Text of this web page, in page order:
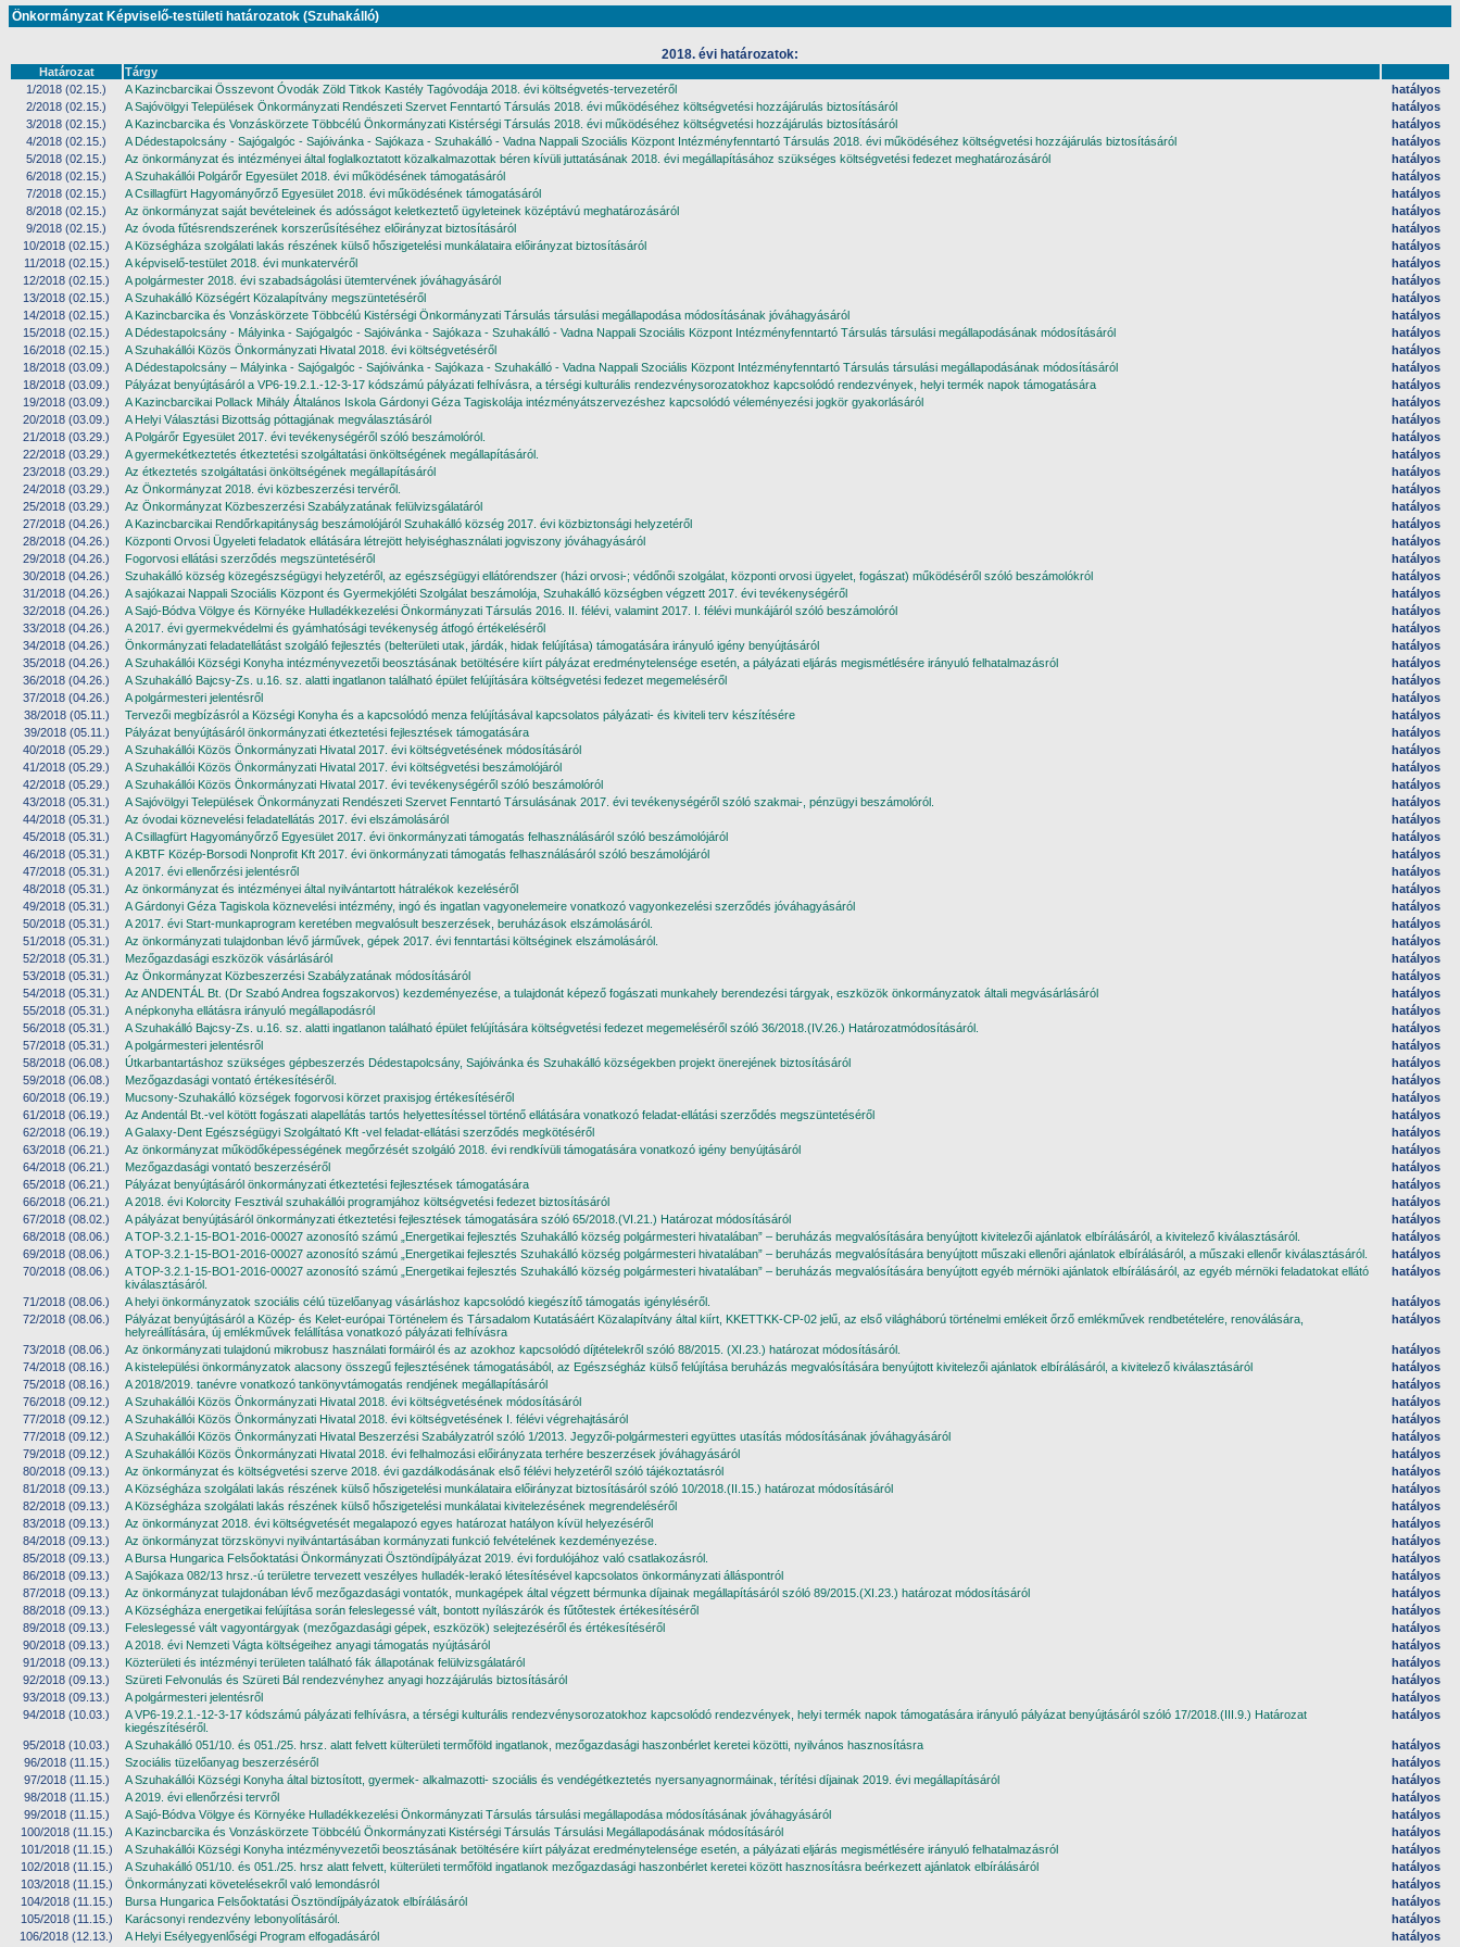
Önkormányzat Képviselő-testületi határozatok (Szuhakálló)
2018. évi határozatok:
Határozat
Tárgy
1/2018 (02.15.)
A Kazincbarcikai Összevont Óvodák Zöld Titkok Kastély Tagóvodája 2018. évi költségvetés-tervezetéről
hatályos
2/2018 (02.15.)
A Sajóvölgyi Települések Önkormányzati Rendészeti Szervet Fenntartó Társulás 2018. évi működéséhez költségvetési hozzájárulás biztosításáról
hatályos
3/2018 (02.15.)
A Kazincbarcika és Vonzáskörzete Többcélú Önkormányzati Kistérségi Társulás 2018. évi működéséhez költségvetési hozzájárulás biztosításáról
hatályos
4/2018 (02.15.)
A Dédestapolcsány - Sajógalgóc - Sajóivánka - Sajókaza - Szuhakálló - Vadna Nappali Szociális Központ Intézményfenntartó Társulás 2018. évi működéséhez költségvetési hozzájárulás biztosításáról
hatályos
5/2018 (02.15.)
Az önkormányzat és intézményei által foglalkoztatott közalkalmazottak béren kívüli juttatásának 2018. évi megállapításához szükséges költségvetési fedezet meghatározásáról
hatályos
6/2018 (02.15.)
A Szuhakállói Polgárőr Egyesület 2018. évi működésének támogatásáról
hatályos
7/2018 (02.15.)
A Csillagfürt Hagyományőrző Egyesület 2018. évi működésének támogatásáról
hatályos
8/2018 (02.15.)
Az önkormányzat saját bevételeinek és adósságot keletkeztető ügyleteinek középtávú meghatározásáról
hatályos
9/2018 (02.15.)
Az óvoda fűtésrendszerének korszerűsítéséhez előirányzat biztosításáról
hatályos
10/2018 (02.15.)
A Községháza szolgálati lakás részének külső hőszigetelési munkálataira előirányzat biztosításáról
hatályos
11/2018 (02.15.)
A képviselő-testület 2018. évi munkatervéről
hatályos
12/2018 (02.15.)
A polgármester 2018. évi szabadságolási ütemtervének jóváhagyásáról
hatályos
13/2018 (02.15.)
A Szuhakálló Községért Közalapítvány megszüntetéséről
hatályos
14/2018 (02.15.)
A Kazincbarcika és Vonzáskörzete Többcélú Kistérségi Önkormányzati Társulás társulási megállapodása módosításának jóváhagyásáról
hatályos
15/2018 (02.15.)
A Dédestapolcsány - Mályinka - Sajógalgóc - Sajóivánka - Sajókaza - Szuhakálló - Vadna Nappali Szociális Központ Intézményfenntartó Társulás társulási megállapodásának módosításáról
hatályos
16/2018 (02.15.)
A Szuhakállói Közös Önkormányzati Hivatal 2018. évi költségvetéséről
hatályos
18/2018 (03.09.)
A Dédestapolcsány – Mályinka - Sajógalgóc - Sajóivánka - Sajókaza - Szuhakálló - Vadna Nappali Szociális Központ Intézményfenntartó Társulás társulási megállapodásának módosításáról
hatályos
18/2018 (03.09.)
Pályázat benyújtásáról a VP6-19.2.1.-12-3-17 kódszámú pályázati felhívásra, a térségi kulturális rendezvénysorozatokhoz kapcsolódó rendezvények, helyi termék napok támogatására
hatályos
19/2018 (03.09.)
A Kazincbarcikai Pollack Mihály Általános Iskola Gárdonyi Géza Tagiskolája intézményátszervezéshez kapcsolódó véleményezési jogkör gyakorlásáról
hatályos
20/2018 (03.09.)
A Helyi Választási Bizottság póttagjának megválasztásáról
hatályos
21/2018 (03.29.)
A Polgárőr Egyesület 2017. évi tevékenységéről szóló beszámolóról.
hatályos
22/2018 (03.29.)
A gyermekétkeztetés étkeztetési szolgáltatási önköltségének megállapításáról.
hatályos
23/2018 (03.29.)
Az étkeztetés szolgáltatási önköltségének megállapításáról
hatályos
24/2018 (03.29.)
Az Önkormányzat 2018. évi közbeszerzési tervéről.
hatályos
25/2018 (03.29.)
Az Önkormányzat Közbeszerzési Szabályzatának felülvizsgálatáról
hatályos
27/2018 (04.26.)
A Kazincbarcikai Rendőrkapitányság beszámolójáról Szuhakálló község 2017. évi közbiztonsági helyzetéről
hatályos
28/2018 (04.26.)
Központi Orvosi Ügyeleti feladatok ellátására létrejött helyiséghasználati jogviszony jóváhagyásáról
hatályos
29/2018 (04.26.)
Fogorvosi ellátási szerződés megszüntetéséről
hatályos
30/2018 (04.26.)
Szuhakálló község közegészségügyi helyzetéről, az egészségügyi ellátórendszer (házi orvosi-; védőnői szolgálat, központi orvosi ügyelet, fogászat) működéséről szóló beszámolókról
hatályos
31/2018 (04.26.)
A sajókazai Nappali Szociális Központ és Gyermekjóléti Szolgálat beszámolója, Szuhakálló községben végzett 2017. évi tevékenységéről
hatályos
32/2018 (04.26.)
A Sajó-Bódva Völgye és Környéke Hulladékkezelési Önkormányzati Társulás 2016. II. félévi, valamint 2017. I. félévi munkájáról szóló beszámolóról
hatályos
33/2018 (04.26.)
A 2017. évi gyermekvédelmi és gyámhatósági tevékenység átfogó értékeléséről
hatályos
34/2018 (04.26.)
Önkormányzati feladatellátást szolgáló fejlesztés (belterületi utak, járdák, hidak felújítása) támogatására irányuló igény benyújtásáról
hatályos
35/2018 (04.26.)
A Szuhakállói Községi Konyha intézményvezetői beosztásának betöltésére kiírt pályázat eredménytelensége esetén, a pályázati eljárás megismétlésére irányuló felhatalmazásról
hatályos
36/2018 (04.26.)
A Szuhakálló Bajcsy-Zs. u.16. sz. alatti ingatlanon található épület felújítására költségvetési fedezet megemeléséről
hatályos
37/2018 (04.26.)
A polgármesteri jelentésről
hatályos
38/2018 (05.11.)
Tervezői megbízásról a Községi Konyha és a kapcsolódó menza felújításával kapcsolatos pályázati- és kiviteli terv készítésére
hatályos
39/2018 (05.11.)
Pályázat benyújtásáról önkormányzati étkeztetési fejlesztések támogatására
hatályos
40/2018 (05.29.)
A Szuhakállói Közös Önkormányzati Hivatal 2017. évi költségvetésének módosításáról
hatályos
41/2018 (05.29.)
A Szuhakállói Közös Önkormányzati Hivatal 2017. évi költségvetési beszámolójáról
hatályos
42/2018 (05.29.)
A Szuhakállói Közös Önkormányzati Hivatal 2017. évi tevékenységéről szóló beszámolóról
hatályos
43/2018 (05.31.)
A Sajóvölgyi Települések Önkormányzati Rendészeti Szervet Fenntartó Társulásának 2017. évi tevékenységéről szóló szakmai-, pénzügyi beszámolóról.
hatályos
44/2018 (05.31.)
Az óvodai köznevelési feladatellátás 2017. évi elszámolásáról
hatályos
45/2018 (05.31.)
A Csillagfürt Hagyományőrző Egyesület 2017. évi önkormányzati támogatás felhasználásáról szóló beszámolójáról
hatályos
46/2018 (05.31.)
A KBTF Közép-Borsodi Nonprofit Kft 2017. évi önkormányzati támogatás felhasználásáról szóló beszámolójáról
hatályos
47/2018 (05.31.)
A 2017. évi ellenőrzési jelentésről
hatályos
48/2018 (05.31.)
Az önkormányzat és intézményei által nyilvántartott hátralékok kezeléséről
hatályos
49/2018 (05.31.)
A Gárdonyi Géza Tagiskola köznevelési intézmény, ingó és ingatlan vagyonelemeire vonatkozó vagyonkezelési szerződés jóváhagyásáról
hatályos
50/2018 (05.31.)
A 2017. évi Start-munkaprogram keretében megvalósult beszerzések, beruházások elszámolásáról.
hatályos
51/2018 (05.31.)
Az önkormányzati tulajdonban lévő járművek, gépek 2017. évi fenntartási költséginek elszámolásáról.
hatályos
52/2018 (05.31.)
Mezőgazdasági eszközök vásárlásáról
hatályos
53/2018 (05.31.)
Az Önkormányzat Közbeszerzési Szabályzatának módosításáról
hatályos
54/2018 (05.31.)
Az ANDENTÁL Bt. (Dr Szabó Andrea fogszakorvos) kezdeményezése, a tulajdonát képező fogászati munkahely berendezési tárgyak, eszközök önkormányzatok általi megvásárlásáról
hatályos
55/2018 (05.31.)
A népkonyha ellátásra irányuló megállapodásról
hatályos
56/2018 (05.31.)
A Szuhakálló Bajcsy-Zs. u.16. sz. alatti ingatlanon található épület felújítására költségvetési fedezet megemeléséről szóló 36/2018.(IV.26.) Határozatmódosításáról.
hatályos
57/2018 (05.31.)
A polgármesteri jelentésről
hatályos
58/2018 (06.08.)
Útkarbantartáshoz szükséges gépbeszerzés Dédestapolcsány, Sajóivánka és Szuhakálló községekben projekt önerejének biztosításáról
hatályos
59/2018 (06.08.)
Mezőgazdasági vontató értékesítéséről.
hatályos
60/2018 (06.19.)
Mucsony-Szuhakálló községek fogorvosi körzet praxisjog értékesítéséről
hatályos
61/2018 (06.19.)
Az Andentál Bt.-vel kötött fogászati alapellátás tartós helyettesítéssel történő ellátására vonatkozó feladat-ellátási szerződés megszüntetéséről
hatályos
62/2018 (06.19.)
A Galaxy-Dent Egészségügyi Szolgáltató Kft -vel feladat-ellátási szerződés megkötéséről
hatályos
63/2018 (06.21.)
Az önkormányzat működőképességének megőrzését szolgáló 2018. évi rendkívüli támogatására vonatkozó igény benyújtásáról
hatályos
64/2018 (06.21.)
Mezőgazdasági vontató beszerzéséről
hatályos
65/2018 (06.21.)
Pályázat benyújtásáról önkormányzati étkeztetési fejlesztések támogatására
hatályos
66/2018 (06.21.)
A 2018. évi Kolorcity Fesztivál szuhakállói programjához költségvetési fedezet biztosításáról
hatályos
67/2018 (08.02.)
A pályázat benyújtásáról önkormányzati étkeztetési fejlesztések támogatására szóló 65/2018.(VI.21.) Határozat módosításáról
hatályos
68/2018 (08.06.)
A TOP-3.2.1-15-BO1-2016-00027 azonosító számú „Energetikai fejlesztés Szuhakálló község polgármesteri hivatalában” – beruházás megvalósítására benyújtott kivitelezői ajánlatok elbírálásáról, a kivitelező kiválasztásáról.
hatályos
69/2018 (08.06.)
A TOP-3.2.1-15-BO1-2016-00027 azonosító számú „Energetikai fejlesztés Szuhakálló község polgármesteri hivatalában” – beruházás megvalósítására benyújtott műszaki ellenőri ajánlatok elbírálásáról, a műszaki ellenőr kiválasztásáról.
hatályos
70/2018 (08.06.)
A TOP-3.2.1-15-BO1-2016-00027 azonosító számú „Energetikai fejlesztés Szuhakálló község polgármesteri hivatalában” – beruházás megvalósítására benyújtott egyéb mérnöki ajánlatok elbírálásáról, az egyéb mérnöki feladatokat ellátó
kiválasztásáról.
hatályos
71/2018 (08.06.) A helyi önkormányzatok szociális célú tüzelőanyag vásárláshoz kapcsolódó kiegészítő támogatás igényléséről.
hatályos
72/2018 (08.06.)
Pályázat benyújtásáról a Közép- és Kelet-európai Történelem és Társadalom Kutatásáért Közalapítvány által kiírt, KKETTKK-CP-02 jelű, az első világháború történelmi emlékeit őrző emlékművek rendbetételére, renoválására,
helyreállítására, új emlékművek felállítása vonatkozó pályázati felhívásra
hatályos
73/2018 (08.06.) Az önkormányzati tulajdonú mikrobusz használati formáiról és az azokhoz kapcsolódó díjtételekről szóló 88/2015. (XI.23.) határozat módosításáról.
hatályos
74/2018 (08.16.)
A kistelepülési önkormányzatok alacsony összegű fejlesztésének támogatásából, az Egészségház külső felújítása beruházás megvalósítására benyújtott kivitelezői ajánlatok elbírálásáról, a kivitelező kiválasztásáról
hatályos
75/2018 (08.16.)
A 2018/2019. tanévre vonatkozó tankönyvtámogatás rendjének megállapításáról
hatályos
76/2018 (09.12.)
A Szuhakállói Közös Önkormányzati Hivatal 2018. évi költségvetésének módosításáról
hatályos
77/2018 (09.12.)
A Szuhakállói Közös Önkormányzati Hivatal 2018. évi költségvetésének I. félévi végrehajtásáról
hatályos
77/2018 (09.12.)
A Szuhakállói Közös Önkormányzati Hivatal Beszerzési Szabályzatról szóló 1/2013. Jegyzői-polgármesteri együttes utasítás módosításának jóváhagyásáról
hatályos
79/2018 (09.12.)
A Szuhakállói Közös Önkormányzati Hivatal 2018. évi felhalmozási előirányzata terhére beszerzések jóváhagyásáról
hatályos
80/2018 (09.13.)
Az önkormányzat és költségvetési szerve 2018. évi gazdálkodásának első félévi helyzetéről szóló tájékoztatásról
hatályos
81/2018 (09.13.)
A Községháza szolgálati lakás részének külső hőszigetelési munkálataira előirányzat biztosításáról szóló 10/2018.(II.15.) határozat módosításáról
hatályos
82/2018 (09.13.)
A Községháza szolgálati lakás részének külső hőszigetelési munkálatai kivitelezésének megrendeléséről
hatályos
83/2018 (09.13.)
Az önkormányzat 2018. évi költségvetését megalapozó egyes határozat hatályon kívül helyezéséről
hatályos
84/2018 (09.13.)
Az önkormányzat törzskönyvi nyilvántartásában kormányzati funkció felvételének kezdeményezése.
hatályos
85/2018 (09.13.)
A Bursa Hungarica Felsőoktatási Önkormányzati Ösztöndíjpályázat 2019. évi fordulójához való csatlakozásról.
hatályos
86/2018 (09.13.)
A Sajókaza 082/13 hrsz.-ú területre tervezett veszélyes hulladék-lerakó létesítésével kapcsolatos önkormányzati álláspontról
hatályos
87/2018 (09.13.)
Az önkormányzat tulajdonában lévő mezőgazdasági vontatók, munkagépek által végzett bérmunka díjainak megállapításáról szóló 89/2015.(XI.23.) határozat módosításáról
hatályos
88/2018 (09.13.)
A Községháza energetikai felújítása során feleslegessé vált, bontott nyílászárók és fűtőtestek értékesítéséről
hatályos
89/2018 (09.13.)
Feleslegessé vált vagyontárgyak (mezőgazdasági gépek, eszközök) selejtezéséről és értékesítéséről
hatályos
90/2018 (09.13.)
A 2018. évi Nemzeti Vágta költségeihez anyagi támogatás nyújtásáról
hatályos
91/2018 (09.13.)
Közterületi és intézményi területen található fák állapotának felülvizsgálatáról
hatályos
92/2018 (09.13.)
Szüreti Felvonulás és Szüreti Bál rendezvényhez anyagi hozzájárulás biztosításáról
hatályos
93/2018 (09.13.)
A polgármesteri jelentésről
hatályos
94/2018 (10.03.)
A VP6-19.2.1.-12-3-17 kódszámú pályázati felhívásra, a térségi kulturális rendezvénysorozatokhoz kapcsolódó rendezvények, helyi termék napok támogatására irányuló pályázat benyújtásáról szóló 17/2018.(III.9.) Határozat
kiegészítéséről.
hatályos
95/2018 (10.03.) A Szuhakálló 051/10. és 051./25. hrsz. alatt felvett külterületi termőföld ingatlanok, mezőgazdasági haszonbérlet keretei közötti, nyilvános hasznosításra
hatályos
96/2018 (11.15.)
Szociális tüzelőanyag beszerzéséről
hatályos
97/2018 (11.15.)
A Szuhakállói Községi Konyha által biztosított, gyermek- alkalmazotti- szociális és vendégétkeztetés nyersanyagnormáinak, térítési díjainak 2019. évi megállapításáról
hatályos
98/2018 (11.15.)
A 2019. évi ellenőrzési tervről
hatályos
99/2018 (11.15.)
A Sajó-Bódva Völgye és Környéke Hulladékkezelési Önkormányzati Társulás társulási megállapodása módosításának jóváhagyásáról
hatályos
100/2018 (11.15.)
A Kazincbarcika és Vonzáskörzete Többcélú Önkormányzati Kistérségi Társulás Társulási Megállapodásának módosításáról
hatályos
101/2018 (11.15.)
A Szuhakállói Községi Konyha intézményvezetői beosztásának betöltésére kiírt pályázat eredménytelensége esetén, a pályázati eljárás megismétlésére irányuló felhatalmazásról
hatályos
102/2018 (11.15.)
A Szuhakálló 051/10. és 051./25. hrsz alatt felvett, külterületi termőföld ingatlanok mezőgazdasági haszonbérlet keretei között hasznosításra beérkezett ajánlatok elbírálásáról
hatályos
103/2018 (11.15.)
Önkormányzati követelésekről való lemondásról
hatályos
104/2018 (11.15.)
Bursa Hungarica Felsőoktatási Ösztöndíjpályázatok elbírálásáról
hatályos
105/2018 (11.15.)
Karácsonyi rendezvény lebonyolításáról.
hatályos
106/2018 (12.13.)
A Helyi Esélyegyenlőségi Program elfogadásáról hatályos